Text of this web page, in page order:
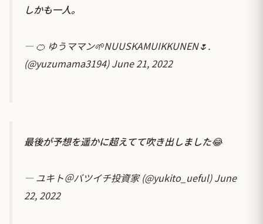
しかも一人。
— 🍊 ゆうママン🌱NUUSKAMUIKKUNEN🌷.
(@yuzumama3194)June 21, 2022
最後が予想を遥かに超えてて吹き出しました😂
— ユキト＠バツイチ投資家 (@yukito_ueful)June
22, 2022